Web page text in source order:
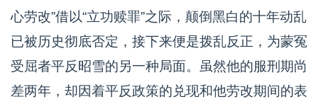
心劳改”借以“立功赎罪”之际，颠倒黑白的十年动乱
已被历史彻底否定，接下来便是拨乱反正，为蒙冤
受屈者平反昭雪的另一种局面。虽然他的服刑期尚
差两年，却因着平反政策的兑现和他劳改期间的表